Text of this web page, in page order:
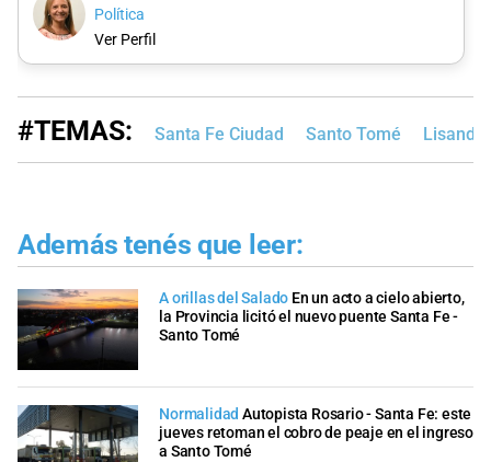
Política
Ver Perfil
#TEMAS: Santa Fe Ciudad Santo Tomé
Además tenés que leer:
A orillas del Salado En un acto a cielo abierto,
la Provincia licitó el nuevo puente Santa Fe -
Santo Tomé
Normalidad Autopista Rosario - Santa Fe: este
jueves retoman el cobro de peaje en el ingreso
a Santo Tomé